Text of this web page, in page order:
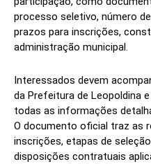
processo seletivo, número
prazos para inscrições,
administração municipal.
Interessados devem
da Prefeitura de Leopoldina
todas as informações
O documento oficial traz as
inscrições, etapas de
disposições contratuais